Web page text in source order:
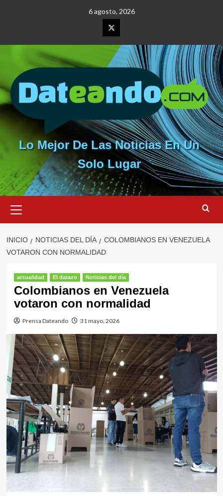
6 agosto, 2026
Elemento
del
menú
Lo Mejor De Las Noticias En Un
Solo Lugar
primario
INICIO NOTICIAS DEL DÍA
COLOMBIANOS EN VENEZUELA
VOTARON CON NORMALIDAD
actualidad El datazo Noticias del día
Colombianos en Venezuela
votaron con normalidad
Prensa Dateando 31 mayo, 2026